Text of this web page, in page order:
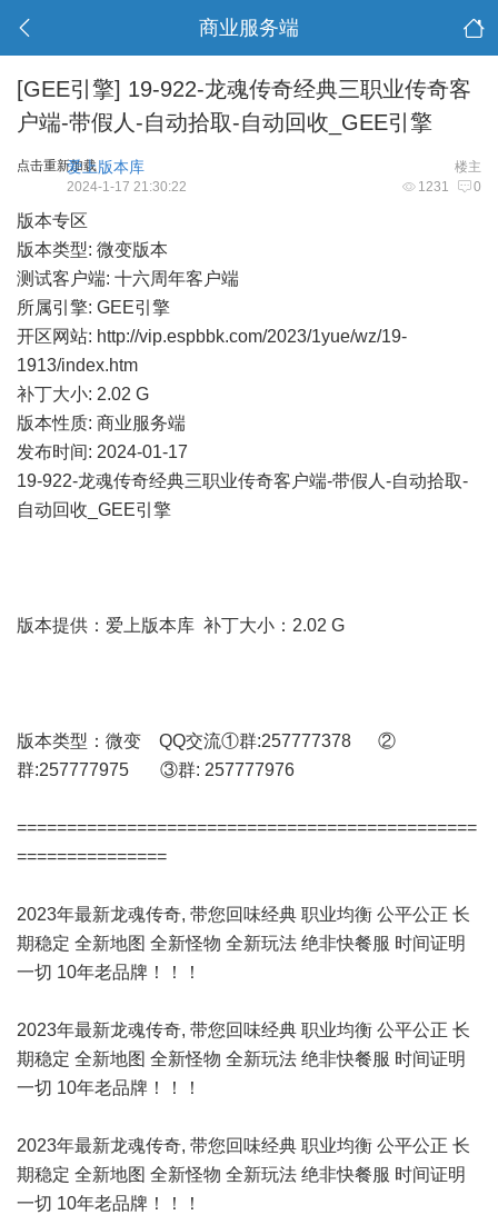
商业服务端
[GEE引擎] 19-922-龙魂传奇经典三职业传奇客
户端-带假人-自动拾取-自动回收_GEE引擎
点击重新加载 楼主
爱上版本库
1231 0
2024-1-17 21:30:22
版本专区
版本类型: 微变版本
测试客户端: 十六周年客户端
所属引擎: GEE引擎
开区网站: http://vip.espbbk.com/2023/1yue/wz/19-
1913/index.htm
补丁大小: 2.02 G
版本性质: 商业服务端
发布时间: 2024-01-17
19-922-龙魂传奇经典三职业传奇客户端-带假人-自动拾取-
自动回收_GEE引擎
版本提供：爱上版本库 补丁大小：2.02 G
版本类型：微变 QQ交流①群:257777378 ②
群:257777975 ③群: 257777976
==============================================
===============
2023年最新龙魂传奇, 带您回味经典 职业均衡 公平公正 长
期稳定 全新地图 全新怪物 全新玩法 绝非快餐服 时间证明
一切 10年老品牌！！！
2023年最新龙魂传奇, 带您回味经典 职业均衡 公平公正 长
期稳定 全新地图 全新怪物 全新玩法 绝非快餐服 时间证明
一切 10年老品牌！！！
2023年最新龙魂传奇, 带您回味经典 职业均衡 公平公正 长
期稳定 全新地图 全新怪物 全新玩法 绝非快餐服 时间证明
一切 10年老品牌！！！